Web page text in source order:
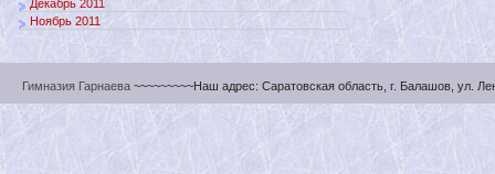
Декабрь 2011
Ноябрь 2011
Гимназия Гарнаева ~~~~~~~~~Наш адрес: Саратовская область, г. Балашов, ул.